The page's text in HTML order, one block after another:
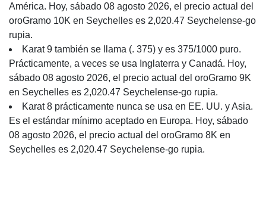
América. Hoy, sábado 08 agosto 2026, el precio actual del
oroGramo 10K en Seychelles es 2,020.47 Seychelense-go
rupia.
Karat 9 también se llama (. 375) y es 375/1000 puro.
Prácticamente, a veces se usa Inglaterra y Canadá. Hoy,
sábado 08 agosto 2026, el precio actual del oroGramo 9K
en Seychelles es 2,020.47 Seychelense-go rupia.
Karat 8 prácticamente nunca se usa en EE. UU. y Asia.
Es el estándar mínimo aceptado en Europa. Hoy, sábado
08 agosto 2026, el precio actual del oroGramo 8K en
Seychelles es 2,020.47 Seychelense-go rupia.